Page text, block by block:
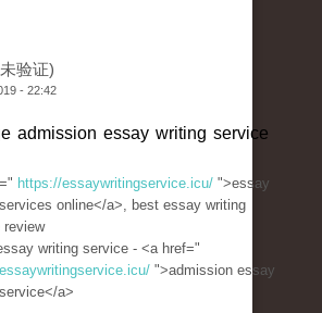
验证)
- 22:42
admission essay writing service
https://essaywritingservice.icu/ ">essay
online</a>, best essay writing
review
writing service - <a href="
">admission essay
a>